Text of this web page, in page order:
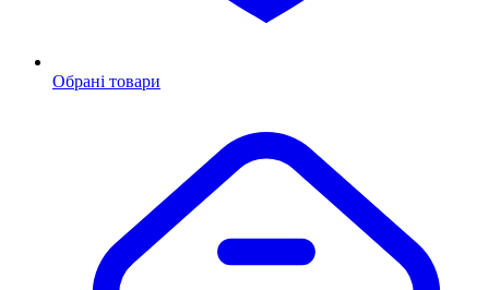
Обрані товари